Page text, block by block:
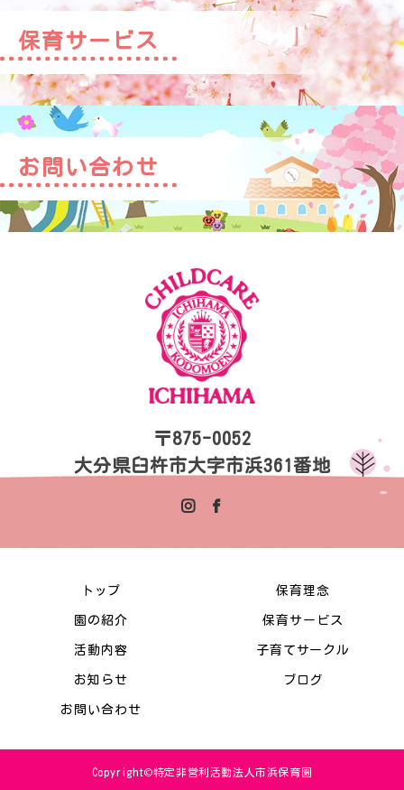
保育サービス
お問い合わせ
〒875-0052
大分県臼杵市大字市浜361番地
トップ 保育理念
園の紹介 保育サービス
活動内容 子育てサークル
お知らせ ブログ
お問い合わせ
Copyright©特定非営利活動法人市浜保育園